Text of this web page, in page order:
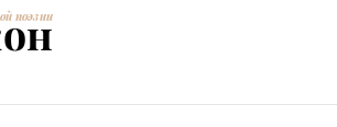
ЭНЦИКЛОПЕДИЯ
ПОЭЗИИ
поэзии